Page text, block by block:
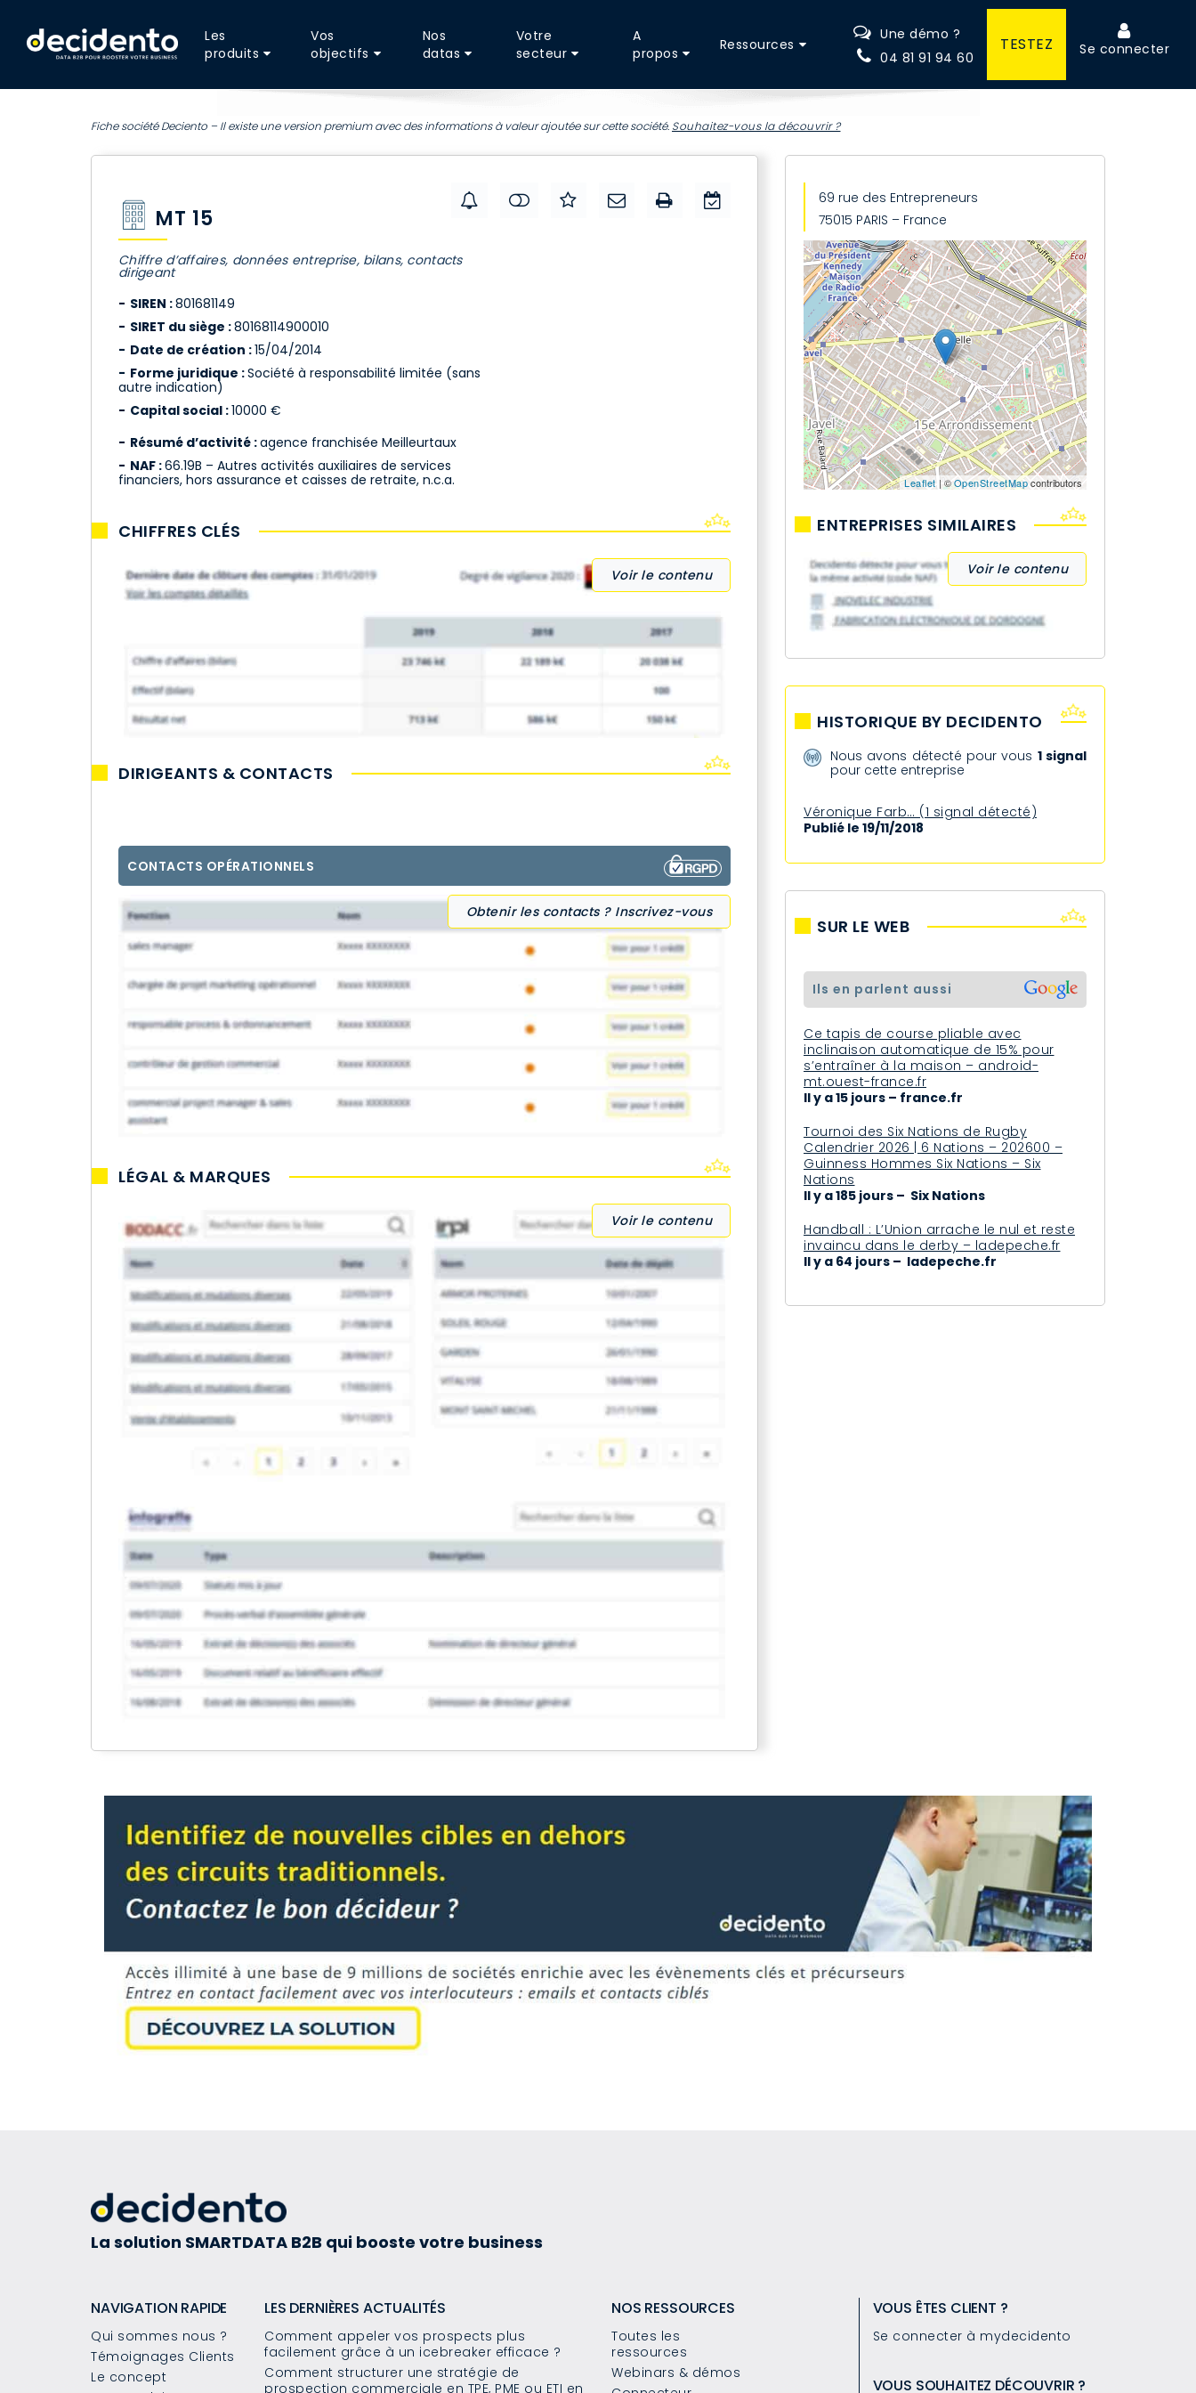
Les
produits
Vos
objectifs
Nos
datas
Votre
secteur
A
propos
Ressources
Une démo ?
04 81 91 94 60
TESTEZ Se connecter
Fiche société Deciento – Il existe une version premium avec des informations à valeur ajoutée sur cette société. Souhaitez-vous la découvrir ?
MT 15
Chiffre d’affaires, données entreprise, bilans, contacts
dirigeant
SIREN :801681149
SIRET du siège :80168114900010
Date de création :15/04/2014
Forme juridique :Société à responsabilité limitée (sans
autre indication)
Capital social :10000 €
Résumé d’activité :agence franchisée Meilleurtaux
NAF :66.19B – Autres activités auxiliaires de services
financiers, hors assurance et caisses de retraite, n.c.a.
CHIFFRES CLÉS
Voir le contenu
DIRIGEANTS & CONTACTS
CONTACTS OPÉRATIONNELS
Obtenir les contacts ? Inscrivez-vous
LÉGAL & MARQUES
Voir le contenu
69 rue des Entrepreneurs
75015 PARIS – France
Leaflet | ©OpenStreetMapcontributors
ENTREPRISES SIMILAIRES
Voir le contenu
HISTORIQUE BY DECIDENTO
Nous avons détecté pour vous 1 signal
pour cette entreprise
Véronique Farb… (1 signal détecté)
Publié le 19/11/2018
SUR LE WEB
ils en parlent aussi
Ce tapis de course pliable avec
inclinaison automatique de 15% pour
s’entraîner à la maison – android-
mt.ouest-france.fr
Il y a 15 jours – france.fr
Tournoi des Six Nations de Rugby
Calendrier 2026 | 6 Nations – 202600 –
Guinness Hommes Six Nations – Six
Nations
Il y a 185 jours – Six Nations
Handball : L’Union arrache le nul et reste
invaincu dans le derby – ladepeche.fr
Il y a 64 jours – ladepeche.fr
La solution SMARTDATA B2B qui booste votre business
NAVIGATION RAPIDE
Qui sommes nous ?
Témoignages Clients
Le concept
LES DERNIÈRES ACTUALITÉS
Comment appeler vos prospects plus
facilement grâce à un icebreaker efficace ?
Comment structurer une stratégie de
prospection commerciale en TPE, PME ou ETI en
NOS RESSOURCES
Toutes les
ressources
Webinars & démos
VOUS ÊTES CLIENT ?
Se connecter à mydecidento
VOUS SOUHAITEZ DÉCOUVRIR ?